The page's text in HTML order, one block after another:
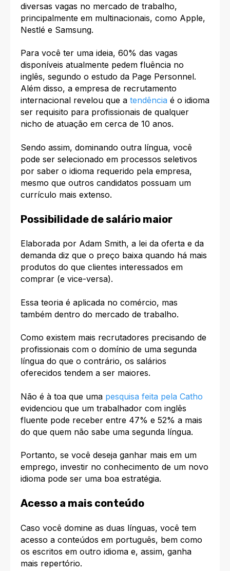
diversas vagas no mercado de trabalho,
principalmente em multinacionais, como Apple,
Nestlé e Samsung.
Para você ter uma ideia, 60% das vagas
disponíveis atualmente pedem fluência no
inglês, segundo o estudo da Page Personnel.
Além disso, a empresa de recrutamento
internacional revelou que a tendência é o idioma
ser requisito para profissionais de qualquer
nicho de atuação em cerca de 10 anos.
Sendo assim, dominando outra língua, você
pode ser selecionado em processos seletivos
por saber o idioma requerido pela empresa,
mesmo que outros candidatos possuam um
currículo mais extenso.
Possibilidade de salário maior
Elaborada por Adam Smith, a lei da oferta e da
demanda diz que o preço baixa quando há mais
produtos do que clientes interessados em
comprar (e vice-versa).
Essa teoria é aplicada no comércio, mas
também dentro do mercado de trabalho.
Como existem mais recrutadores precisando de
profissionais com o domínio de uma segunda
língua do que o contrário, os salários
oferecidos tendem a ser maiores.
Não é à toa que uma pesquisa feita pela Catho
evidenciou que um trabalhador com inglês
fluente pode receber entre 47% e 52% a mais
do que quem não sabe uma segunda língua.
Portanto, se você deseja ganhar mais em um
emprego, investir no conhecimento de um novo
idioma pode ser uma boa estratégia.
Acesso a mais conteúdo
Caso você domine as duas línguas, você tem
acesso a conteúdos em português, bem como
os escritos em outro idioma e, assim, ganha
mais repertório.